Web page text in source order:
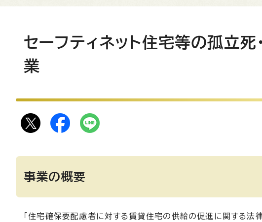
セーフティネット住宅等の孤立
業
事業の概要
「住宅確保要配慮者に対する賃貸住宅の供給の促進に関する